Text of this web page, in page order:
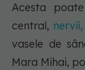
Acesta
central, nervii,
vasele de
Mara Mihai,